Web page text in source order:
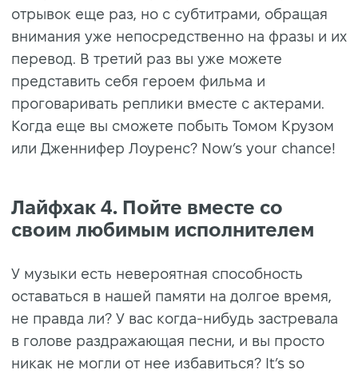
отрывок еще раз, но с субтитрами, обращая
внимания уже непосредственно на фразы и их
перевод. В третий раз вы уже можете
представить себя героем фильма и
проговаривать реплики вместе с актерами.
Когда еще вы сможете побыть Томом Крузом
или Дженнифер Лоуренс? Now’s your chance!
Лайфхак 4. Пойте вместе со
своим любимым исполнителем
У музыки есть невероятная способность
оставаться в нашей памяти на долгое время,
не правда ли? У вас когда-нибудь застревала
в голове раздражающая песни, и вы просто
никак не могли от нее избавиться? It’s so